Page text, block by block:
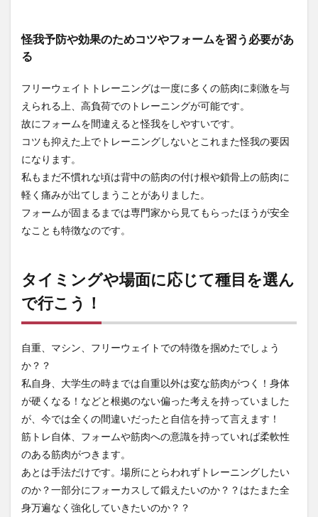
怪我予防や効果のためコツやフォームを習う必要があ
る
フリーウェイトトレーニングは一度に多くの筋肉に刺激を与
えられる上、高負荷でのトレーニングが可能です。
故にフォームを間違えると怪我をしやすいです。
コツも抑えた上でトレーニングしないとこれまた怪我の要因
になります。
私もまだ不慣れな頃は背中の筋肉の付け根や鎖骨上の筋肉に
軽く痛みが出てしまうことがありました。
フォームが固まるまでは専門家から見てもらったほうが安全
なことも特徴なのです。
タイミングや場面に応じて種目を選ん
で行こう！
自重、マシン、フリーウェイトでの特徴を掴めたでしょう
か？？
私自身、大学生の時までは自重以外は変な筋肉がつく！身体
が硬くなる！などと根拠のない偏った考えを持っていました
が、今では全くの間違いだったと自信を持って言えます！
筋トレ自体、フォームや筋肉への意識を持っていれば柔軟性
のある筋肉がつきます。
あとは手法だけです。場所にとらわれずトレーニングしたい
のか？一部分にフォーカスして鍛えたいのか？？はたまた全
身万遍なく強化していきたいのか？？